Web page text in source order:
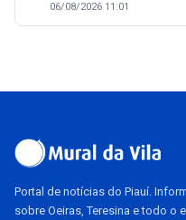
06/08/2026 11:01
Portal de notícias do Piauí.
sobre Oeiras, Teresina e todo o